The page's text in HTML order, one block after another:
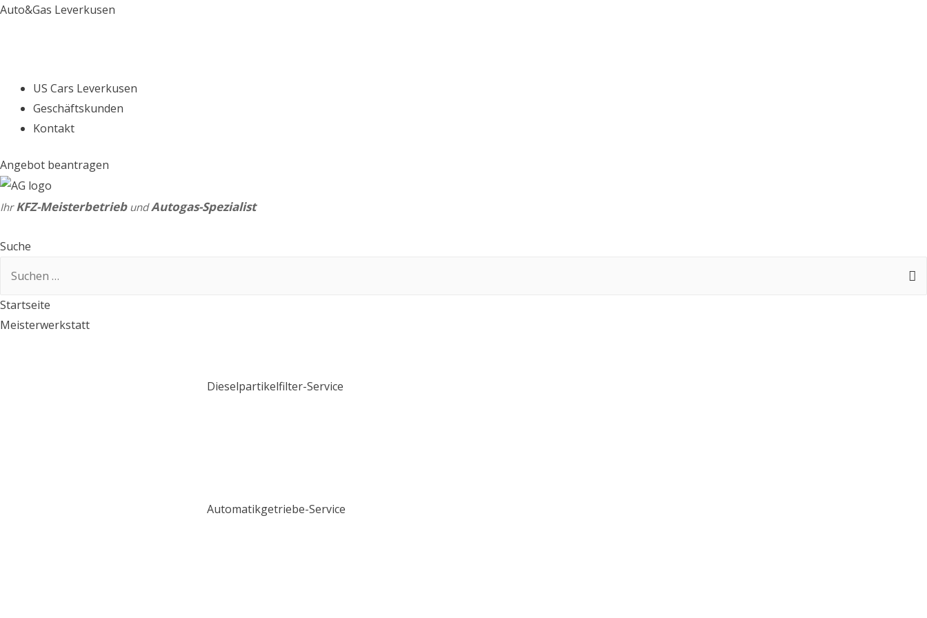
Auto&Gas Leverkusen
US Cars Leverkusen
Geschäftskunden
Kontakt
Angebot beantragen
IhrKFZ-Meisterbetrieb undAutogas-Spezialist
Suche
Startseite
Meisterwerkstatt
Dieselpartikelfilter-Service
Automatikgetriebe-Service